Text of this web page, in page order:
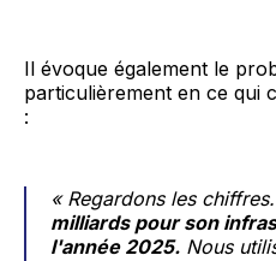
Il évoque également le
particulièrement en ce qui
:
« Regardons les chiffres.
milliards pour son
l'année 2025. Nous